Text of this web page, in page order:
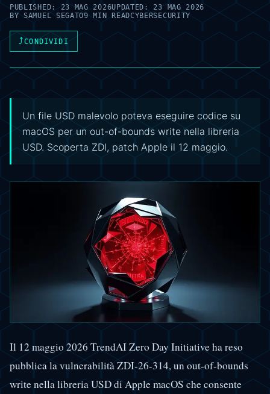
PUBLISHED:23 MAG 2026UPDATED: 23 MAG 2026
BYSAMUEL SEGATO9 MIN READCYBERSECURITY
⤴CONDIVIDI
Un file USD malevolo poteva eseguire codice su
macOS per un out-of-bounds write nella libreria
USD. Scoperta ZDI, patch Apple il 12 maggio.
Il 12 maggio 2026 TrendAI Zero Day Initiative ha reso
pubblica la vulnerabilità ZDI-26-314, un out-of-bounds
write nella libreria USD di Apple macOS che consente